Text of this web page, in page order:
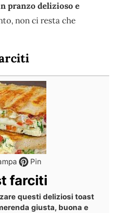
pranzo delizioso e
non ci resta che
Pin
farciti
questi deliziosi toast
giusta, buona e